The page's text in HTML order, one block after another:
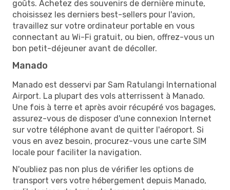
goûts. Achetez des souvenirs de dernière minute,
choisissez les derniers best-sellers pour l'avion,
travaillez sur votre ordinateur portable en vous
connectant au Wi-Fi gratuit, ou bien, offrez-vous un
bon petit-déjeuner avant de décoller.
Manado
Manado est desservi par Sam Ratulangi International
Airport. La plupart des vols atterrissent à Manado.
Une fois à terre et après avoir récupéré vos bagages,
assurez-vous de disposer d'une connexion Internet
sur votre téléphone avant de quitter l'aéroport. Si
vous en avez besoin, procurez-vous une carte SIM
locale pour faciliter la navigation.
N'oubliez pas non plus de vérifier les options de
transport vers votre hébergement depuis Manado,